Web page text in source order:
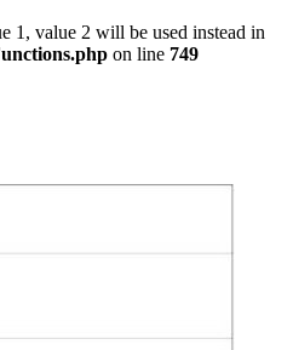
1, value 2 will be used instead in
on line 749